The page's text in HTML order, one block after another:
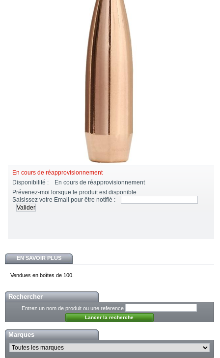
En cours de réapprovisionnement
Disponibilité :
En cours de réapprovisionnement
Prévenez-moi lorsque le produit est disponible
Saisissez votre Email pour être notifié :
EN SAVOIR PLUS
Vendues en boîtes de 100.
Rechercher
Entrez un nom de produit ou une reference
Marques